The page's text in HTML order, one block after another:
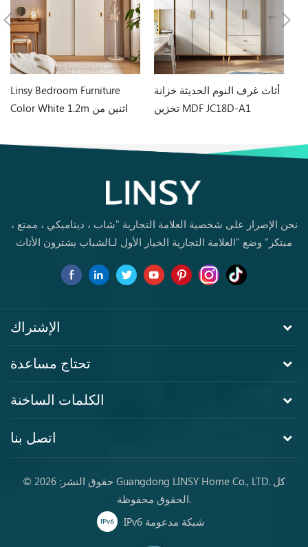
Linsy Bedroom Furniture
Color White 1.2m اثنين من
أثاث غرف النوم الحديثة خزانة
تخزين MDF JC18D-A1
نحن الإصرار على شخصية العلامة التجارية "شاب ، ديناميكي ، ممتع ،
مبتكر" وضع "العلامة التجارية الخيار الأول لـالشباب يشترون الأثاث
الإشتراك
تحتاج مساعدة
الكلمات الساخنة
اتصل بنا
© حقوق النشر: 2026 Guangdong LINSY Home Co., LTD. كل
الحقوق محفوظة.
IPv6 شبكة مدعومة